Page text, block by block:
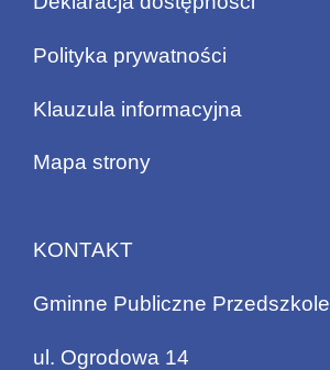
Polityka prywatności
Klauzula informacyjna
Mapa strony
KONTAKT
Gminne Publiczne
ul. Ogrodowa 14